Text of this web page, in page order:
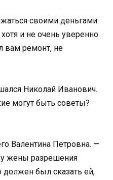
своими деньгами
и не очень уверенно.
вам ремонт, не
Николай Иванович.
могут быть советы?
Валентина Петровна. —
жены разрешения
был сказать ей,